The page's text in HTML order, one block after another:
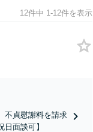
12件中 1-12件を表示
不貞慰謝料を請求
面談可】